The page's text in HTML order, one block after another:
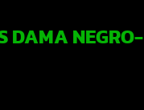
DAMA NEGRO-